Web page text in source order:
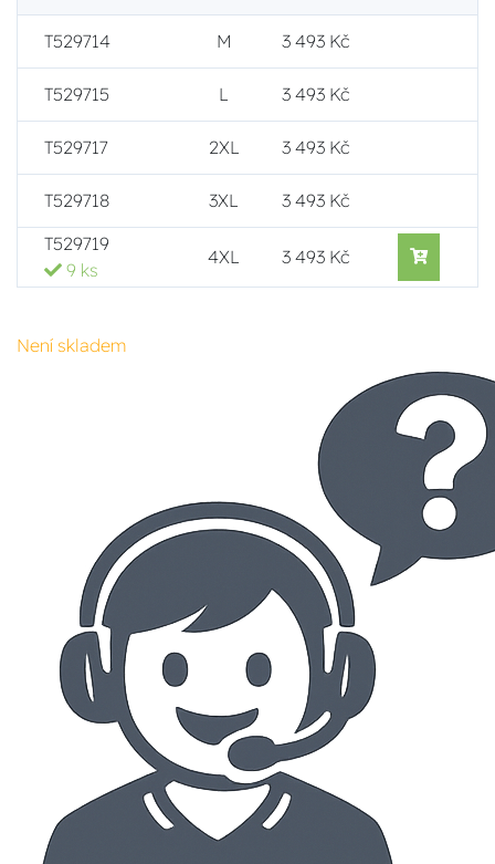
T529714 M 3 493 Kč
T529715 L 3 493 Kč
T529717 2XL 3 493 Kč
T529718 3XL
3 493 Kč
T529719
9 ks
4XL 3 493 Kč
Není skladem